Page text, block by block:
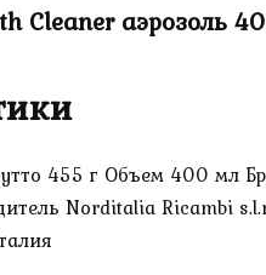
Cleaner аэрозоль
455 г Объем 400 мл
Norditalia Ricambi